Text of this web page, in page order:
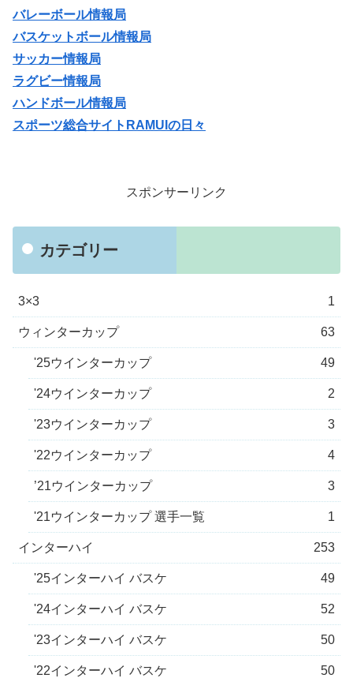
バレーボール情報局
バスケットボール情報局
サッカー情報局
ラグビー情報局
ハンドボール情報局
スポーツ総合サイトRAMUIの日々
スポンサーリンク
カテゴリー
3×3 1
ウィンターカップ 63
'25ウインターカップ 49
'24ウインターカップ 2
'23ウインターカップ 3
'22ウインターカップ 4
’21ウインターカップ 3
'21ウインターカップ 選手一覧 1
インターハイ 253
'25インターハイ バスケ 49
'24インターハイ バスケ 52
'23インターハイ バスケ 50
'22インターハイ バスケ 50